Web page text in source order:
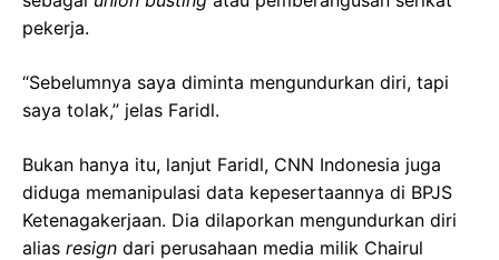
pekerja.
“Sebelumnya saya diminta mengundurkan diri, tapi
saya tolak,” jelas Faridl.
Bukan hanya itu, lanjut Faridl, CNN Indonesia juga
diduga memanipulasi data kepesertaannya di BPJS
Ketenagakerjaan. Dia dilaporkan mengundurkan diri
alias resign dari perusahaan media milik Chairul